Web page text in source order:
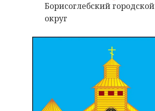
Борисоглебский городской
округ